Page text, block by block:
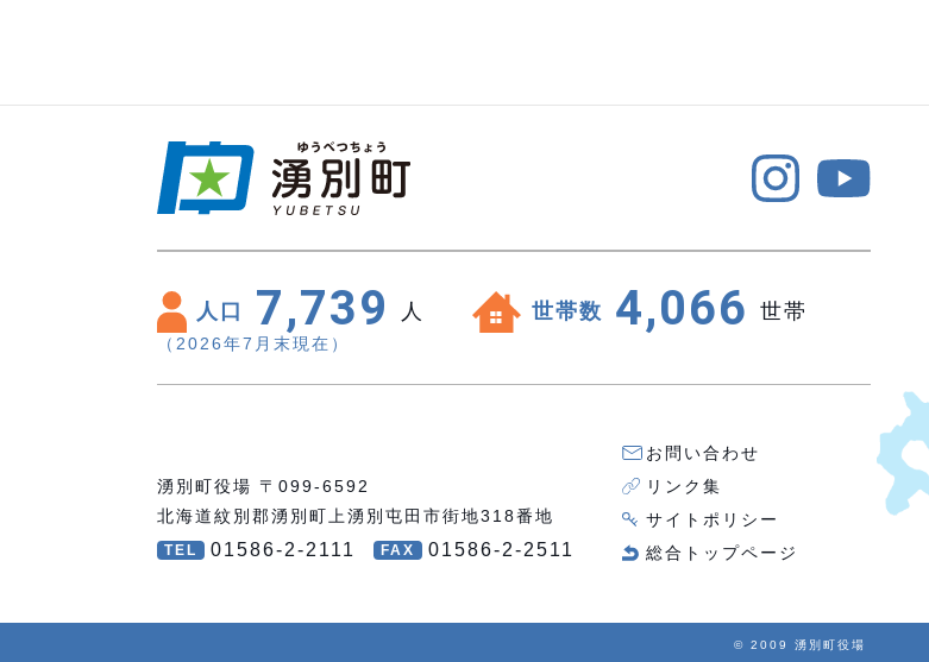
人口 7,739 人 世帯数 4,066 世帯
（2026年7月末現在）
湧別町役場 〒099-6592
北海道紋別郡湧別町上湧別屯田市街地318番地
TEL 01586-2-2111 FAX 01586-2-2511
お問い合わせ
リンク集
サイトポリシー
総合トップページ
© 2009 湧別町役場